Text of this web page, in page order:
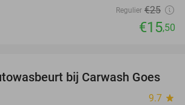
Regulier €25
€15,50
36%
bij Carwash Goes
9.7 star